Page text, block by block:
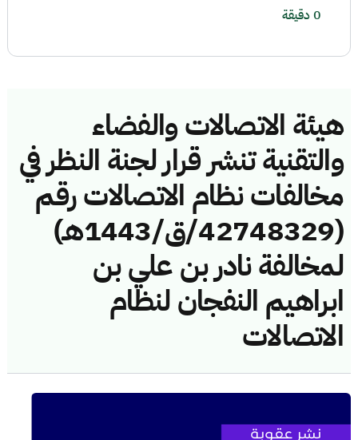
هيئة الاتصالات والفضاء
والتقنية تنشر قرار لجنة النظر في
مخالفات نظام الاتصالات رقم
(42748329/ق/1443هـ)
لمخالفة نادر بن علي بن
ابراهيم النفجان لنظام
الاتصالات
0 دقيقة